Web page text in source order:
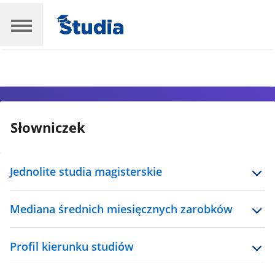
Słowniczek
Jednolite studia magisterskie
Mediana średnich miesięcznych zarobków
Profil kierunku studiów